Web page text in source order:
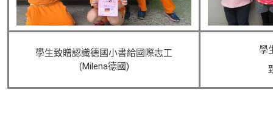
學生致贈認識德國小書給國際志工
(Milena德國)
學